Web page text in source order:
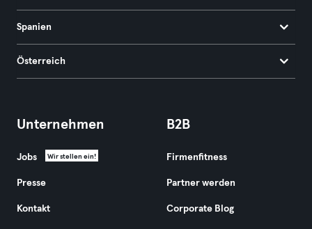
Spanien
Österreich
Unternehmen
Jobs Wir stellen ein!
Presse
Kontakt
B2B
Firmenfitness
Partner werden
Corporate Blog